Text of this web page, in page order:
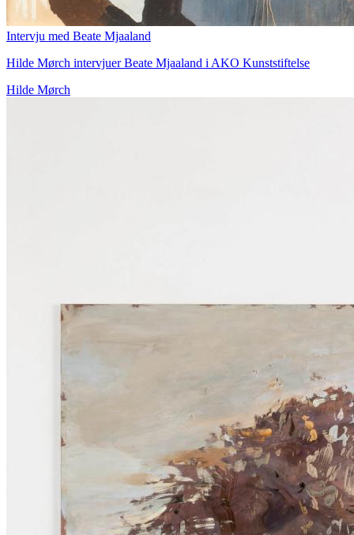
Intervju med Beate Mjaaland
Hilde Mørch intervjuer Beate Mjaaland i AKO Kunststiftelse
Hilde Mørch